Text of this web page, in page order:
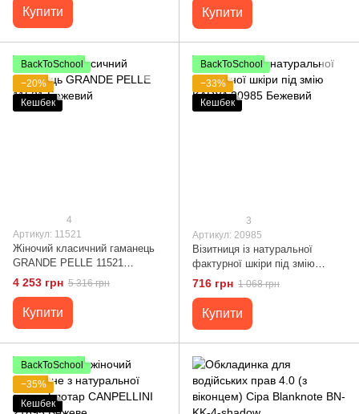
Купити Купити
BackToSchool
−20%
Кешбек
4
Артикул: 11521
Жіночий класичний гаманець
GRANDE PELLE 11521
Бежевий
4 253 грн 5 316 грн
Купити
BackToSchool
−33%
Кешбек
3
Артикул: 20985
Візитниця із натуральної
фактурної шкіри під змію
KARYA 20985 Бежевий
716 грн 1 068 грн
Купити
BackToSchool
−35%
Кешбек